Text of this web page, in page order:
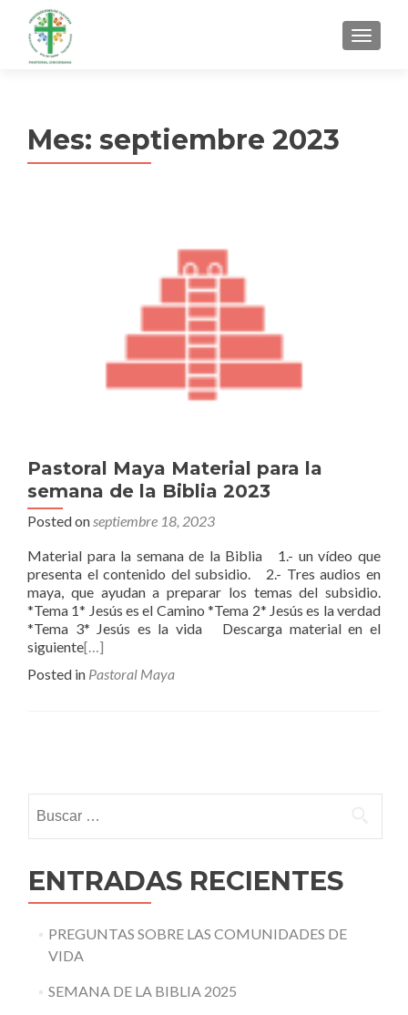
MENU
Mes: septiembre 2023
Pastoral Maya Material para la
semana de la Biblia 2023
Posted onseptiembre 18, 2023
Material para la semana de la Biblia 1.- un vídeo que
presenta el contenido del subsidio. 2.- Tres audios en
maya, que ayudan a preparar los temas del subsidio.
*Tema 1* Jesús es el Camino *Tema 2* Jesús es la verdad
*Tema 3* Jesús es la vida Descarga material en el
siguiente[…]
Posted in Pastoral Maya
navigation
ENTRADAS RECIENTES
PREGUNTAS SOBRE LAS COMUNIDADES DE
VIDA
SEMANA DE LA BIBLIA 2025